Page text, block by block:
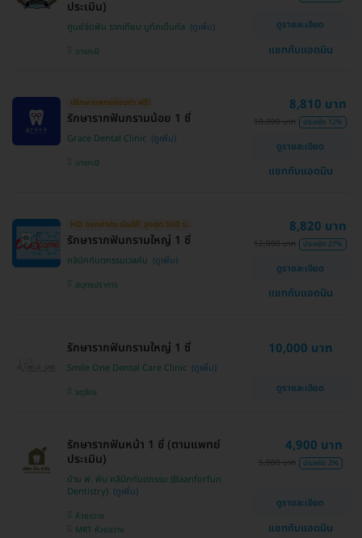
ประเมิน)
ศูนย์จัดฟัน รากเทียม บูทีคเด็นทัล
บางกะปิ
ดูรายละเอียด
แชทกับแอดมิน
ปรึกษาแพทย์ก่อนทำ ฟรี!
รักษารากฟันกรามน้อย 1 ซี่
Grace Dental Clinic
บางกะปิ
8,810 บาท
10,000 บาท ประหยัด 12%
ดูรายละเอียด
แชทกับแอดมิน
HD ออกค่าประเมินให้! สูงสุด 500 บ.
รักษารากฟันกรามใหญ่ 1 ซี่
คลินิกทันตกรรมเวลคัม
สมุทรปราการ
8,820 บาท
12,000 บาท ประหยัด 27%
ดูรายละเอียด
แชทกับแอดมิน
รักษารากฟันกรามใหญ่ 1 ซี่
Smile One Dental Care Clinic
จตุจักร
10,000 บาท
ดูรายละเอียด
รักษารากฟันหน้า 1 ซี่ (ตามแพทย์
ประเมิน)
บ้าน ฟ. ฟัน คลินิกทันตกรรม (Baanforfun
Dentistry)
ห้วยขวาง
MRT ห้วยขวาง
4,900 บาท
5,000 บาท ประหยัด 2%
ดูรายละเอียด
แชทกับแอดมิน